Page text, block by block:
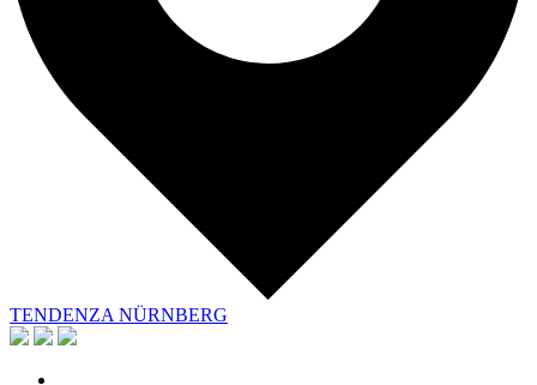
TENDENZA NÜRNBERG